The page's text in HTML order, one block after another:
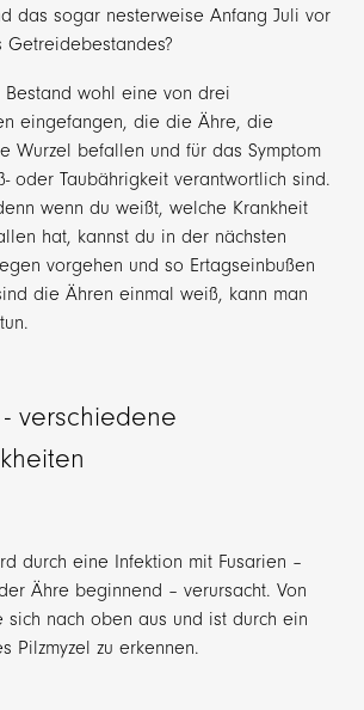
das sogar nesterweise Anfang Juli vor
Bestand wohl eine von drei
eingefangen, die die Ähre, die
Wurzel befallen und für das Symptom
oder Taubährigkeit verantwortlich sind.
wenn du weißt, welche Krankheit
hat, kannst du in der nächsten
vorgehen und so Ertagseinbußen
die Ähren einmal weiß, kann man
verschiedene
durch eine Infektion mit Fusarien –
Ähre beginnend – verursacht. Von
nach oben aus und ist durch ein
Pilzmyzel zu erkennen.